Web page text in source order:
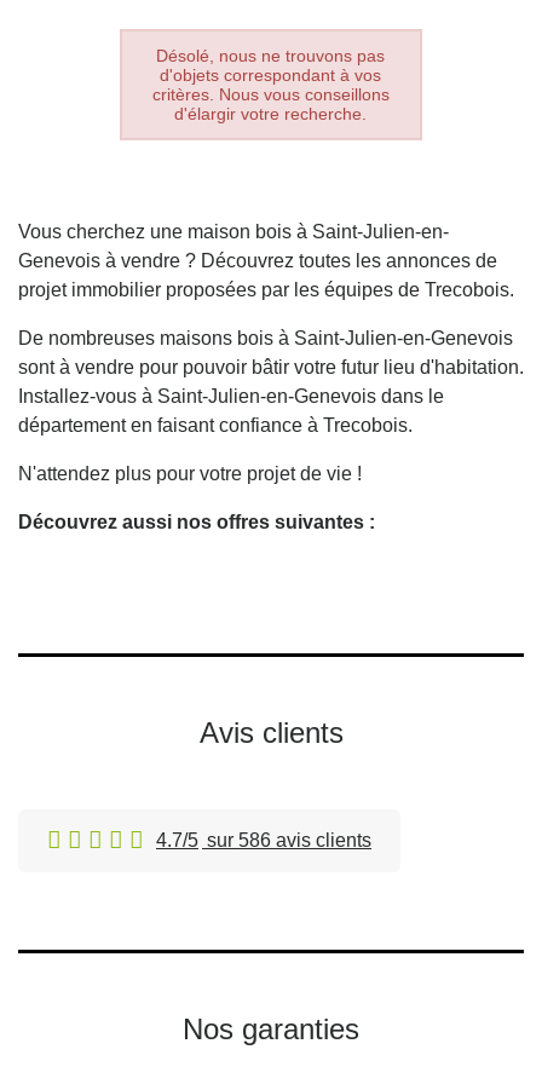
Désolé, nous ne trouvons pas
d'objets correspondant à vos
critères. Nous vous conseillons
d'élargir votre recherche.
Vous cherchez une maison bois à Saint-Julien-en-
Genevois à vendre ? Découvrez toutes les annonces de
projet immobilier proposées par les équipes de Trecobois.
De nombreuses maisons bois à Saint-Julien-en-Genevois
sont à vendre pour pouvoir bâtir votre futur lieu d'habitation.
Installez-vous à Saint-Julien-en-Genevois dans le
département en faisant confiance à Trecobois.
N'attendez plus pour votre projet de vie !
Découvrez aussi nos offres suivantes :
Avis clients
4.7/5 sur 586 avis clients
Nos garanties